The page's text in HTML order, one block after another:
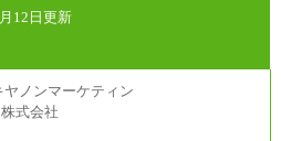
12日更新